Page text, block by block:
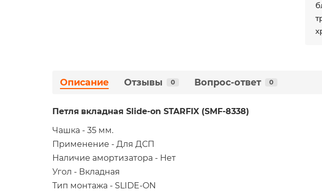
Описание Отзывы 0 Вопрос-ответ 0
Петля вкладная Slide-on STARFIX (SMF-8338)
Чашка - 35 мм.
Применение - Для ДСП
Наличие амортизатора - Нет
Угол - Вкладная
Тип монтажа - SLIDE-ON